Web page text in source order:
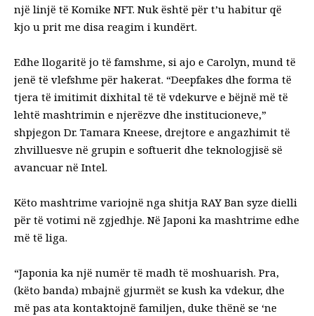
një linjë të Komike NFT. Nuk është për t’u habitur që
kjo u prit me disa reagim i kundërt.
Edhe llogaritë jo të famshme, si ajo e Carolyn, mund të
jenë të vlefshme për hakerat. “Deepfakes dhe forma të
tjera të imitimit dixhital të të vdekurve e bëjnë më të
lehtë mashtrimin e njerëzve dhe institucioneve,”
shpjegon Dr. Tamara Kneese, drejtore e angazhimit të
zhvilluesve në grupin e softuerit dhe teknologjisë së
avancuar në Intel.
Këto mashtrime variojnë nga shitja RAY Ban syze dielli
për të votimi në zgjedhje. Në Japoni ka mashtrime edhe
më të liga.
“Japonia ka një numër të madh të moshuarish. Pra,
(këto banda) mbajnë gjurmët se kush ka vdekur, dhe
më pas ata kontaktojnë familjen, duke thënë se ‘ne